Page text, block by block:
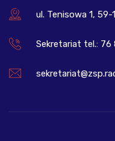
ul. Tenisowa 1, 59-
Sekretariat tel.: 76